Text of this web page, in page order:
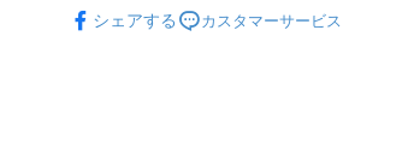
配送毎にNT$100、NT$490以上で送料無料
シェアする カスタマーサービス